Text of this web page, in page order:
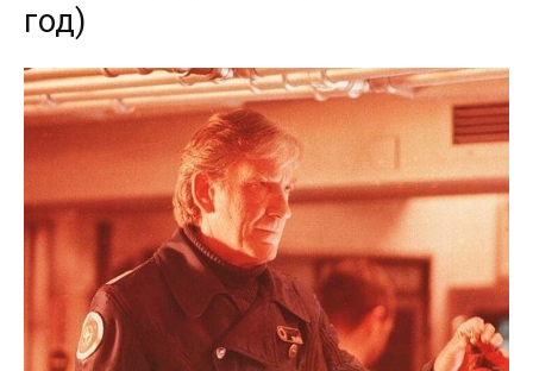
год)